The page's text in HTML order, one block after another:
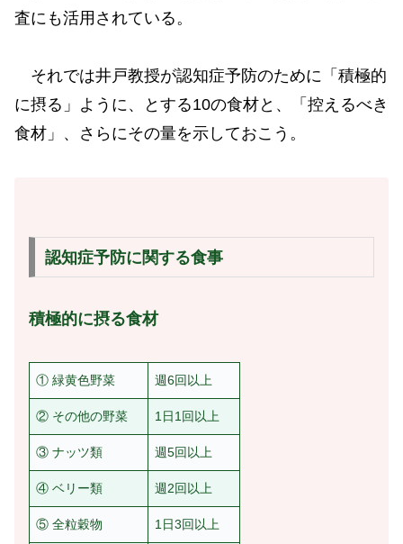
査にも活用されている。
それでは井戸教授が認知症予防のために「積極的
に摂る」ように、とする10の食材と、「控えるべき
食材」、さらにその量を示しておこう。
認知症予防に関する食事
積極的に摂る食材
① 緑黄色野菜 週6回以上
② その他の野菜 1日1回以上
③ ナッツ類 週5回以上
④ ベリー類 週2回以上
⑤ 全粒穀物 1日3回以上